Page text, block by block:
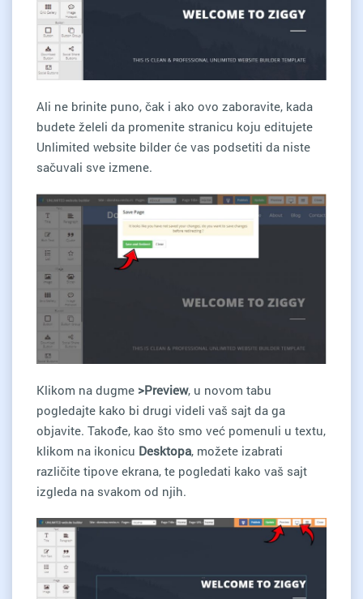
Ali ne brinite puno, čak i ako ovo zaboravite, kada
budete želeli da promenite stranicu koju editujete
Unlimited website bilder će vas podsetiti da niste
sačuvali sve izmene.
Klikom na dugme >Preview, u novom tabu
pogledajte kako bi drugi videli vaš sajt da ga
objavite. Takođe, kao što smo već pomenuli u textu,
klikom na ikonicu Desktopa, možete izabrati
različite tipove ekrana, te pogledati kako vaš sajt
izgleda na svakom od njih.